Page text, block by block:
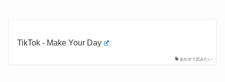
あわせて読みたい
TikTok - Make Your Day